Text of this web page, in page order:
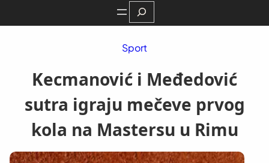
Search
Sport
Kecmanović i Međedović
sutra igraju mečeve prvog
kola na Mastersu u Rimu